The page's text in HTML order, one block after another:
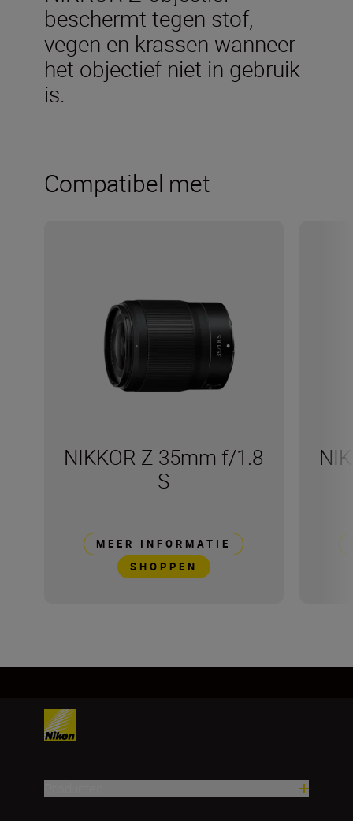
beschermt tegen stof,
vegen en krassen wanneer
het objectief niet in gebruik
is.
Compatibel met
NIKKOR Z 35mm f/1.8
S
MEER INFORMATIE
SHOPPEN